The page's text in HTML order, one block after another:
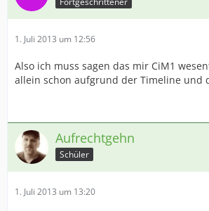
1. Juli 2013 um 12:56
Also ich muss sagen das mir CiM1
allein schon aufgrund der Timeline und
Aufrechtgehn
Schüler
1. Juli 2013 um 13:20